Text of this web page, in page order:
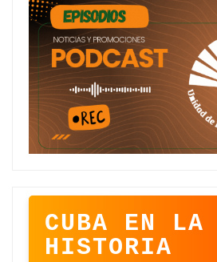
CUBA EN LA
HISTORIA